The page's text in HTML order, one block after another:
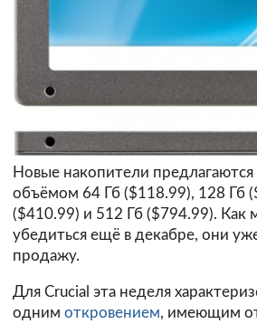
Новые накопители
объёмом 64 Гб ($118.99), 128 Гб
($410.99) и 512 Гб ($794.99). Как
убедиться ещё в декабре, они
продажу.
Для Crucial эта неделя
одним откровением, имеющим